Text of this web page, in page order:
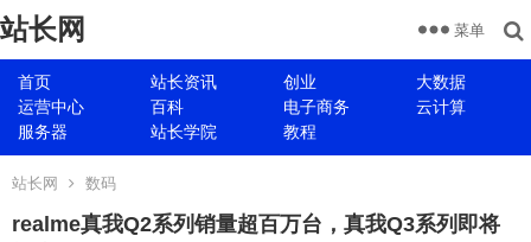
站长网
首页 站长资讯 创业
大数据
运营中心
百科 电子商务
云计算
服务器
站长学院 教程
菜单
站长网 数码
realme真我Q2系列销量超百万台，真我Q3系列即将